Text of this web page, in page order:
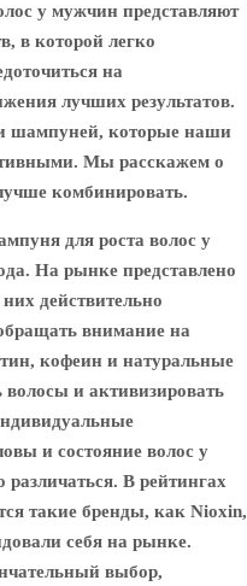
у мужчин представляют
в которой легко
на
лучших результатов.
шампуней, которые наши
Мы расскажем о
комбинировать.
для роста волос у
На рынке представлено
действительно
внимание на
кофеин и натуральные
и активизировать
и состояние волос у
В рейтингах
такие бренды, как Nioxin,
себя на рынке.
выбор,